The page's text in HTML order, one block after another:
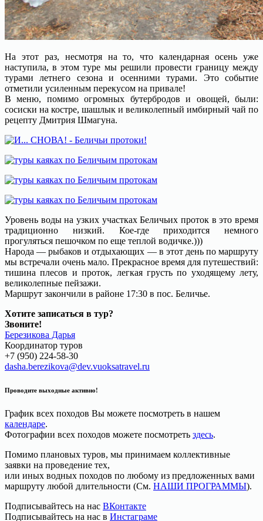
На этот раз, несмотря на то, что календарная осень уже
наступила, в этом туре мы решили провести границу между
турами летнего сезона и осенними турами. Это событие
отметили усиленным перекусом на привале!
В меню, помимо огромных бутербродов и овощей, были:
сосиски на костре, шашлык и великолепный имбирный чай по
рецепту Дмитрия Шмагуна.
Уровень воды на узких участках Беличьих проток в это время
традиционно низкий. Кое-где приходится немного
прогуляться пешочком по еще теплой водичке.)))
Народа — рыбаков и отдыхающих — в этот день по маршруту
мы встречали очень мало. Прекрасное время для путешествий:
тишина плесов и проток, легкая грусть по уходящему лету,
великолепные пейзажи.
Маршрут закончили в районе 17:30 в пос. Беличье.
Хотите записаться в тур?
Звоните!
Березикова Дарья
Координатор туров
+7 (950) 224-58-30
dasha.berezikova@dev.vuoksatravel.ru
Проводите выходные активно!
График всех походов Вы можете посмотреть в нашем
календаре.
Фотографии всех походов можете посмотреть здесь.
Помимо плановых туров, мы принимаем коллективные
заявки на проведение тех,
или иных водных походов по любому из предложенных вами
маршруту любой длительности (См. НАШИ ПРОГРАММЫ).
Подписывайтесь на нас ВКонтакте
Подписывайтесь на нас в Инстаграме